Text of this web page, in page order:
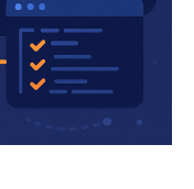
Claude
Code
+
TaskMaster
AI.